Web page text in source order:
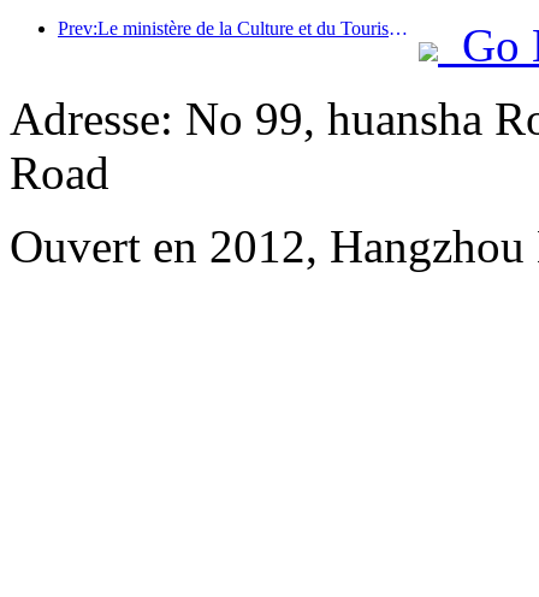
Prev:Le ministère de la Culture et du Tourisme a indiqué qu'en 2025, 16 994 sites touristiques de niveau A ont accueilli 7,51 milliards de visiteurs, générant des recettes touristiques de 554,49 milliards de yuans.
Go
Adresse: No 99, huansha
Road
Ouvert en 2012,